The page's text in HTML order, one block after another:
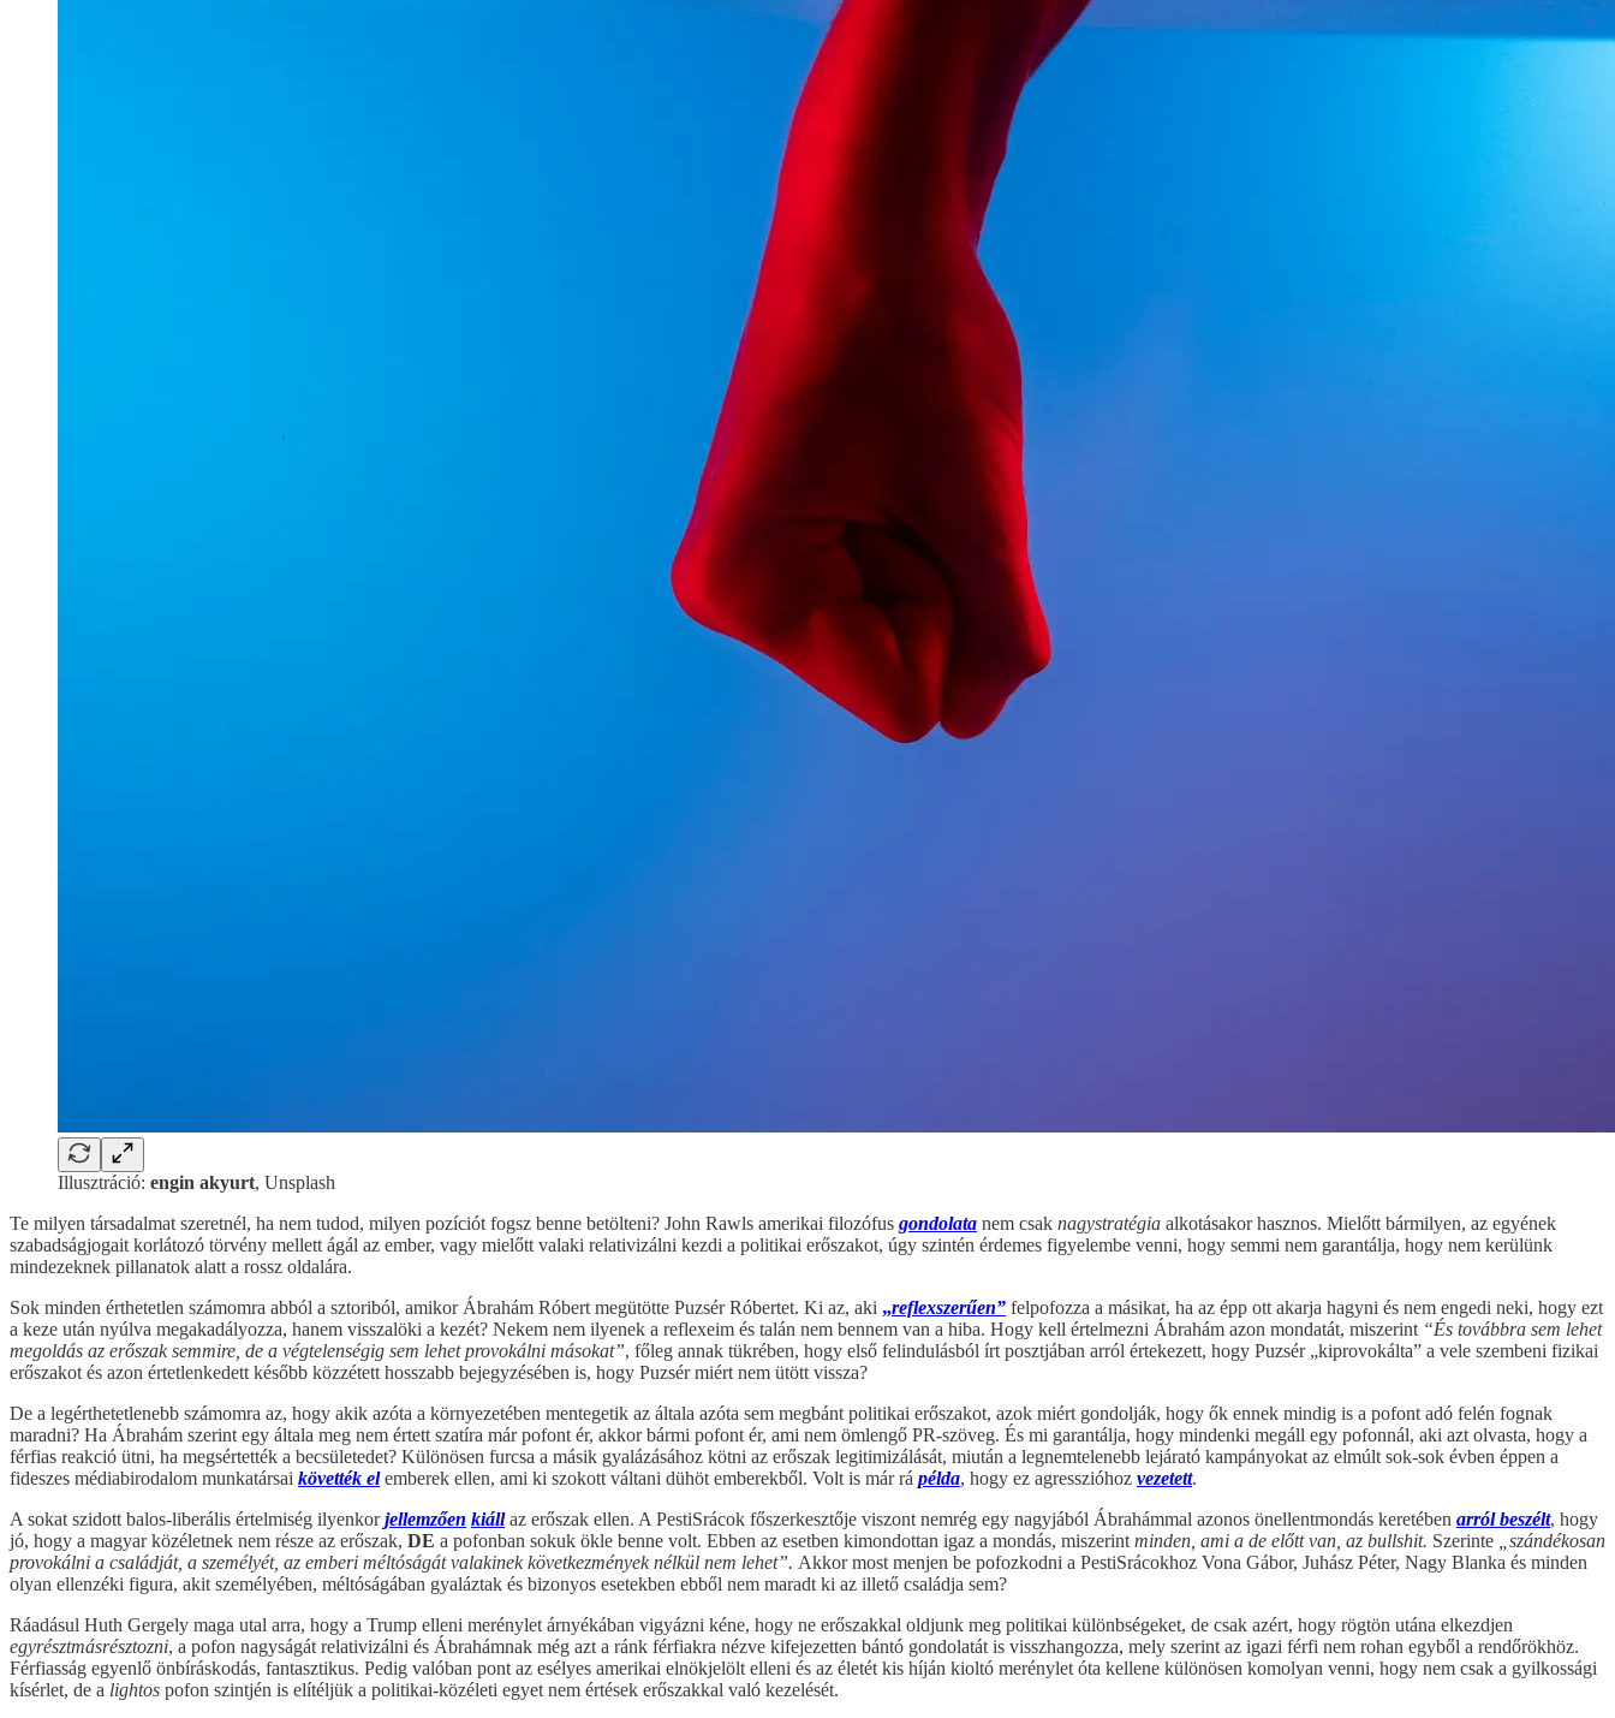
Illusztráció: engin akyurt, Unsplash
Te milyen társadalmat szeretnél, ha nem tudod, milyen pozíciót fogsz benne betölteni? John Rawls amerikai filozófus gondolata nem csak nagystratégia alkotásakor hasznos. Mielőtt bármilyen, az egyének
szabadságjogait korlátozó törvény mellett ágál az ember, vagy mielőtt valaki relativizálni kezdi a politikai erőszakot, úgy szintén érdemes figyelembe venni, hogy semmi nem garantálja, hogy nem kerülünk
mindezeknek pillanatok alatt a rossz oldalára.
Sok minden érthetetlen számomra abból a sztoriból, amikor Ábrahám Róbert megütötte Puzsér Róbertet. Ki az, aki „reflexszerűen” felpofozza a másikat, ha az épp ott akarja hagyni és nem engedi neki, hogy ezt
a keze után nyúlva megakadályozza, hanem visszalöki a kezét? Nekem nem ilyenek a reflexeim és talán nem bennem van a hiba. Hogy kell értelmezni Ábrahám azon mondatát, miszerint “És továbbra sem lehet
megoldás az erőszak semmire, de a végtelenségig sem lehet provokálni másokat”, főleg annak tükrében, hogy első felindulásból írt posztjában arról értekezett, hogy Puzsér „kiprovokálta” a vele szembeni fizikai
erőszakot és azon értetlenkedett később közzétett hosszabb bejegyzésében is, hogy Puzsér miért nem ütött vissza?
De a legérthetetlenebb számomra az, hogy akik azóta a környezetében mentegetik az általa azóta sem megbánt politikai erőszakot, azok miért gondolják, hogy ők ennek mindig is a pofont adó felén fognak
maradni? Ha Ábrahám szerint egy általa meg nem értett szatíra már pofont ér, akkor bármi pofont ér, ami nem ömlengő PR-szöveg. És mi garantálja, hogy mindenki megáll egy pofonnál, aki azt olvasta, hogy a
férfias reakció ütni, ha megsértették a becsületedet? Különösen furcsa a másik gyalázásához kötni az erőszak legitimizálását, miután a legnemtelenebb lejárató kampányokat az elmúlt sok-sok évben éppen a
fideszes médiabirodalom munkatársai követték elemberek ellen, ami ki szokott váltani dühöt emberekből. Volt is már rá példa, hogy ez agresszióhoz vezetett.
A sokat szidott balos-liberális értelmiség ilyenkorjellemzően kiállaz erőszak ellen. A PestiSrácok főszerkesztője viszont nemrég egy nagyjából Ábrahámmal azonos önellentmondás keretében arról beszélt, hogy
jó, hogy a magyar közéletnek nem része az erőszak, DE a pofonban sokuk ökle benne volt. Ebben az esetben kimondottan igaz a mondás, miszerint minden, ami a de előtt van, az bullshit. Szerinte
„szándékosan
provokálni a családját, a személyét, az emberi méltóságát valakinek következmények nélkül nem lehet”. Akkor most menjen be pofozkodni a PestiSrácokhoz Vona Gábor, Juhász Péter, Nagy Blanka és minden
olyan ellenzéki figura, akit személyében, méltóságában gyaláztak és bizonyos esetekben ebből nem maradt ki az illető családja sem?
Ráadásul Huth Gergely maga utal arra, hogy a Trump elleni merénylet árnyékában vigyázni kéne, hogy ne erőszakkal oldjunk meg politikai különbségeket, de csak azért, hogy rögtön utána elkezdjen
egyrésztmásrésztozni, a pofon nagyságát relativizálni és Ábrahámnak még azt a ránk férfiakra nézve kifejezetten bántó gondolatát is visszhangozza, mely szerint az igazi férfi nem rohan egyből a rendőrökhöz.
Férfiasság egyenlő önbíráskodás, fantasztikus. Pedig valóban pont az esélyes amerikai elnökjelölt elleni és az életét kis híján kioltó merénylet óta kellene különösen komolyan venni, hogy nem csak a gyilkossági
kísérlet, de a lightos pofon szintjén is elítéljük a politikai-közéleti egyet nem értések erőszakkal való kezelését.